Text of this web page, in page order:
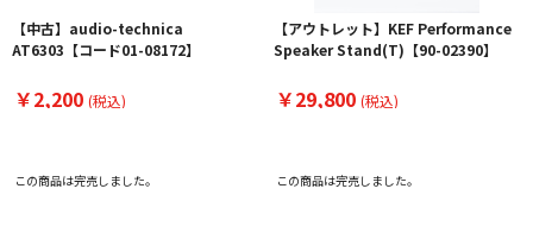
【中古】audio-technica
AT6303【コード01-08172】
￥2,200 (税込)
この商品は完売しました。
【アウトレット】KEF Performance
Speaker Stand(T)【90-02390】
￥29,800 (税込)
この商品は完売しました。